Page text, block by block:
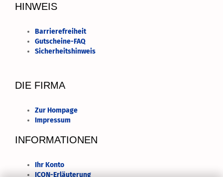
HINWEIS
Barrierefreiheit
Gutscheine-FAQ
Sicherheitshinweis
DIE FIRMA
Zur Hompage
Impressum
INFORMATIONEN
Ihr Konto
ICON-Erläuterung